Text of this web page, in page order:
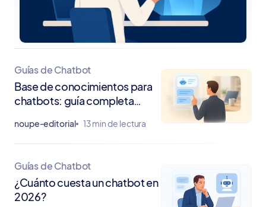
Guías de Chatbot
Base de conocimientos para
chatbots: guía completa
inteligencia artificial
noupe-editorial 13 min de lectura
Guías de Chatbot
¿Cuánto cuesta un chatbot en
2026?